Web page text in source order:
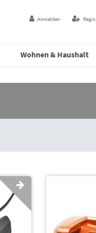
Anmelden
Wohnen & Haushalt